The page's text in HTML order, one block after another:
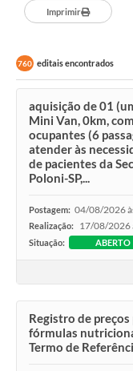
Turismo
Carta de Serviços
Arquivos para Download
Audiências Públicas
Ouvidoria
Contratos
Galeria de Vídeos
Projetos
Contas Públicas
Imprimir
760 editais encontrados
aquisição de 01
Mini Van, 0km,
ocupantes (6
atender às
de pacientes da
Poloni-SP,...
Postagem: 04/08/2026
Realização: 17/08/2026
Situação: ABERTO
Registro de
fórmulas
Termo de